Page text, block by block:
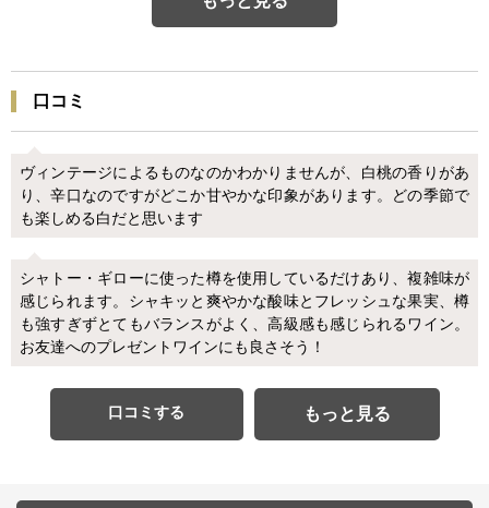
口コミ
ヴィンテージによるものなのかわかりませんが、白桃の香りがあ
り、辛口なのですがどこか甘やかな印象があります。どの季節で
も楽しめる白だと思います
シャトー・ギローに使った樽を使用しているだけあり、複雑味が
感じられます。シャキッと爽やかな酸味とフレッシュな果実、樽
も強すぎずとてもバランスがよく、高級感も感じられるワイン。
お友達へのプレゼントワインにも良さそう！
口コミする もっと見る